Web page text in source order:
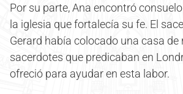
Por su parte, Ana encontró
la iglesia que fortalecía su fe. El
Gerard había colocado una casa de
sacerdotes que predicaban en
ofreció para ayudar en esta labor.